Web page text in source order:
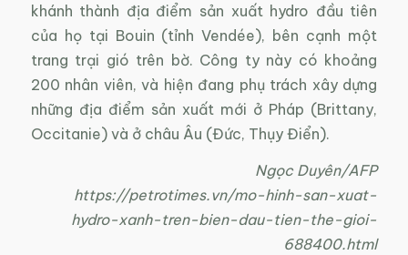
khánh thành địa điểm sản xuất hydro đầu tiên
của họ tại Bouin (tỉnh Vendée), bên cạnh một
trang trại gió trên bờ. Công ty này có khoảng
200 nhân viên, và hiện đang phụ trách xây dựng
những địa điểm sản xuất mới ở Pháp (Brittany,
Occitanie) và ở châu Âu (Đức, Thụy Điển).
Ngọc Duyên/AFP
https://petrotimes.vn/mo-hinh-san-xuat-
hydro-xanh-tren-bien-dau-tien-the-gioi-
688400.html